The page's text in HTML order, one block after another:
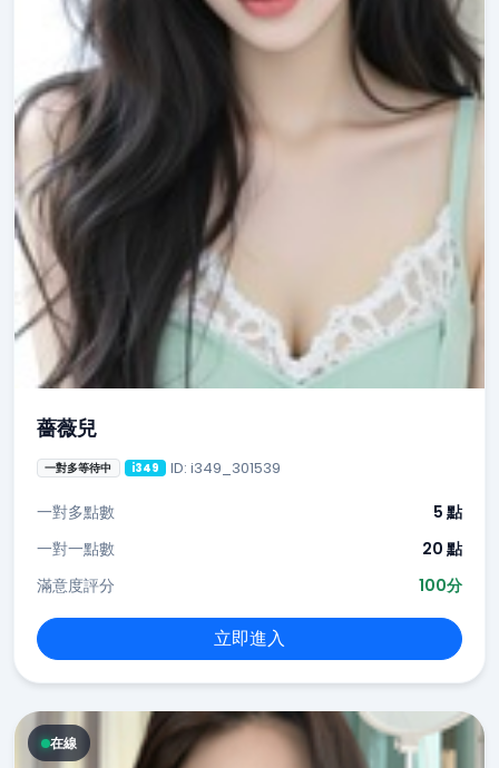
薔薇兒
一對多等待中 i349 ID: i349_301539
一對多點數
5 點
一對一點數
20 點
滿意度評分
100分
立即進入
在線